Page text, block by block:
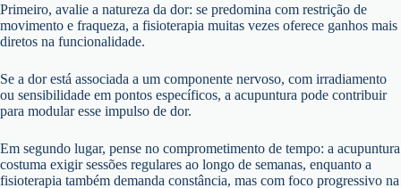
Primeiro, avalie a natureza da dor: se predomina com restrição de
movimento e fraqueza, a fisioterapia muitas vezes oferece ganhos mais
diretos na funcionalidade.
Se a dor está associada a um componente nervoso, com irradiamento
ou sensibilidade em pontos específicos, a acupuntura pode contribuir
para modular esse impulso de dor.
Em segundo lugar, pense no comprometimento de tempo: a acupuntura
costuma exigir sessões regulares ao longo de semanas, enquanto a
fisioterapia também demanda constância, mas com foco progressivo na